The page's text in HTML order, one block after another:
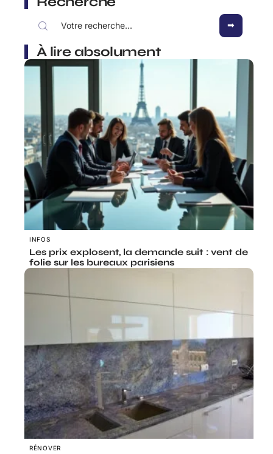
À lire absolument
INFOS
Les prix explosent, la demande suit : vent de
folie sur les bureaux parisiens
RÉNOVER